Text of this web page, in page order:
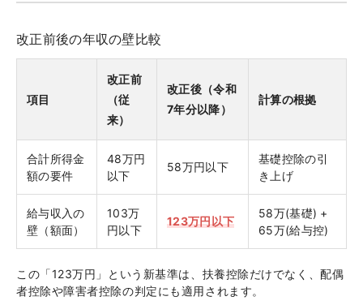
改正前後の年収の壁比較
項目
改正前
（従
来）
改正後（令和
7年分以降）
計算の根拠
合計所得金
額の要件
48万円
以下
58万円以下
基礎控除の引
き上げ
給与収入の
壁（額面）
103万
円以下
123万円以下
58万(基礎) +
65万(給与控)
この「123万円」という新基準は、扶養控除だけでなく、配偶
者控除や障害者控除の判定にも適用されます。